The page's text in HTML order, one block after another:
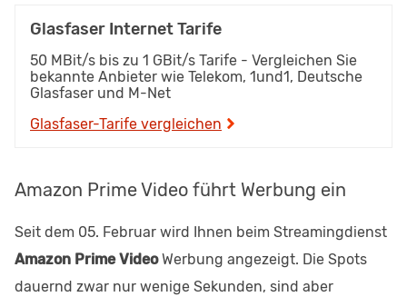
Glasfaser Internet Tarife
50 MBit/s bis zu 1 GBit/s Tarife - Vergleichen Sie
bekannte Anbieter wie Telekom, 1und1, Deutsche
Glasfaser und M-Net
Glasfaser-Tarife vergleichen
Amazon Prime Video führt Werbung ein
Seit dem 05. Februar wird Ihnen beim Streamingdienst
Amazon Prime VideoWerbung angezeigt. Die Spots
dauernd zwar nur wenige Sekunden, sind aber